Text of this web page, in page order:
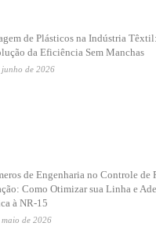
de Plásticos na Indústria
da Eficiência Sem Manchas
junho de 2026
de Engenharia no Controle de
Como Otimizar sua Linha e
à NR-15
maio de 2026